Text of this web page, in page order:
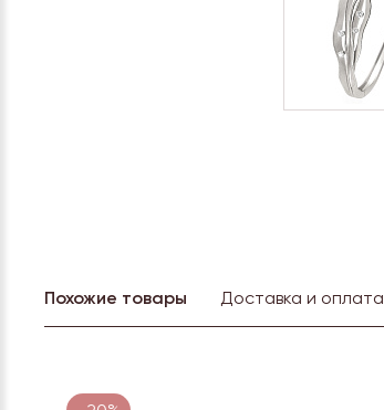
Похожие товары Доставка и оплата